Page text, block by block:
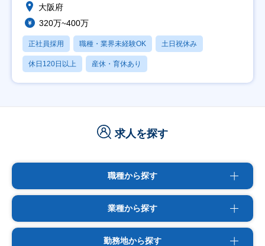
大阪府
320万~400万
正社員採用 職種・業界未経験OK 土日祝休み
休日120日以上 産休・育休あり
求人を探す
職種から探す
業種から探す
勤務地から探す